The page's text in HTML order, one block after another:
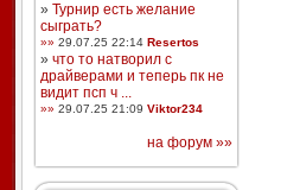
» Турнир есть желание
сыграть?
»» 29.07.25 22:14 Resertos
» что то натворил с
драйверами и теперь пк не
видит псп ч ...
»» 29.07.25 21:09 Viktor234
на форум »»